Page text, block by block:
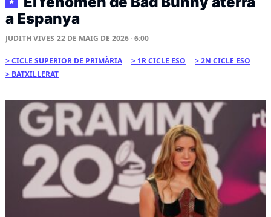
a Espanya
JUDITH VIVES 22 DE MAIG DE 2026 · 6:00
CICLE SUPERIOR DE PRIMÀRIA 1R CICLE ESO
2N CICLE ESO
BATXILLERAT